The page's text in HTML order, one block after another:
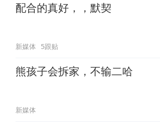
配合的真好，，默契
新媒体 5跟贴
熊孩子会拆家，不输二哈
新媒体